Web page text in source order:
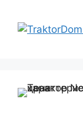
содержимому